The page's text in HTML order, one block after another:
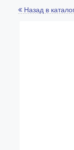
Назад в